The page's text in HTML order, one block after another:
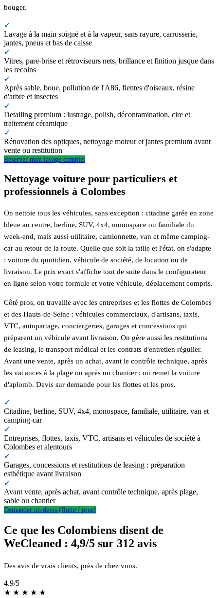
bouger.
✓
Lavage à la main soigné et à la vapeur, sans rayure, carrosserie,
jantes, pneus et bas de caisse
✓
Vitres, pare-brise et rétroviseurs nets, brillance et finition jusque dans
les recoins
✓
Après sable, boue, pollution de l'A86, fientes d'oiseaux, résine
d'arbre et insectes
✓
Detailing premium : lustrage, polish, décontamination, cire et
traitement céramique
✓
Rénovation des optiques, nettoyage moteur et jantes premium avant
vente ou restitution
Réserver mon lavage complet
Nettoyage voiture pour particuliers et
professionnels à Colombes
On nettoie tous les véhicules, sans exception : citadine garée en zone
bleue au centre, berline, SUV, 4x4, monospace ou familiale du
week-end, mais aussi utilitaire, camionnette, van et même camping-
car au retour de la route. Quelle que soit la taille et l'état, on s'adapte
: voiture du quotidien, véhicule de société, de location ou de
livraison. Le prix exact s'affiche tout de suite dans le configurateur
en ligne selon votre formule et votre véhicule, déplacement compris.
Côté pros, on travaille avec les entreprises et les flottes de Colombes
et des Hauts-de-Seine : véhicules commerciaux, d'artisans, taxis,
VTC, autopartage, conciergeries, garages et concessions qui
préparent un véhicule avant livraison. On gère aussi les restitutions
de leasing, le transport médical et les contrats d'entretien régulier.
Avant une vente, après un achat, avant le contrôle technique, après
les vacances à la plage ou après un chantier : on remet la voiture
d'aplomb. Devis sur demande pour les flottes et les pros.
✓
Citadine, berline, SUV, 4x4, monospace, familiale, utilitaire, van et
camping-car
✓
Entreprises, flottes, taxis, VTC, artisans et véhicules de société à
Colombes et alentours
✓
Garages, concessions et restitutions de leasing : préparation
esthétique avant livraison
✓
Avant vente, après achat, avant contrôle technique, après plage,
sable ou chantier
Demander un devis (flotte / pros)
Ce que les Colombiens disent de
WeCleaned : 4,9/5 sur 312 avis
Des avis de vrais clients, près de chez vous.
4.9/5
★ ★ ★ ★ ★